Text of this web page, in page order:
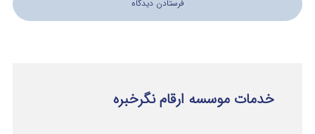
خدمات موسسه ارقام نگرخبره